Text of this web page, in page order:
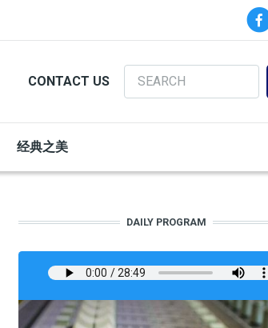
CONTACT US
Search
经典之美
DAILY PROGRAM